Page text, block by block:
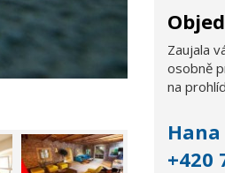
Zaujala
osobně
na
+420